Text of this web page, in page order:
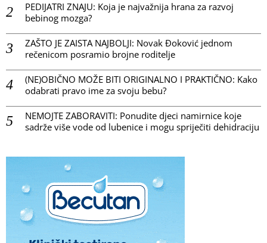
PEDIJATRI ZNAJU: Koja je najvažnija hrana za razvoj
bebinog mozga?
ZAŠTO JE ZAISTA NAJBOLJI: Novak Đoković jednom
rečenicom posramio brojne roditelje
(NE)OBIČNO MOŽE BITI ORIGINALNO I PRAKTIČNO: Kako
odabrati pravo ime za svoju bebu?
NEMOJTE ZABORAVITI: Ponudite djeci namirnice koje
sadrže više vode od lubenice i mogu spriječiti dehidraciju